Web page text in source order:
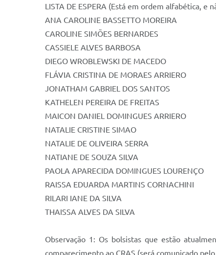
LISTA DE ESPERA (Está em ordem alfabética, e
ANA CAROLINE BASSETTO MOREIRA
CAROLINE SIMÕES BERNARDES
CASSIELE ALVES BARBOSA
DIEGO WROBLEWSKI DE MACEDO
FLÁVIA CRISTINA DE MORAES ARRIERO
JONATHAM GABRIEL DOS SANTOS
KATHELEN PEREIRA DE FREITAS
MAICON DANIEL DOMINGUES ARRIERO
NATALIE CRISTINE SIMAO
NATALIE DE OLIVEIRA SERRA
NATIANE DE SOUZA SILVA
PAOLA APARECIDA DOMINGUES LOURENÇO
RAISSA EDUARDA MARTINS CORNACHINI
RILARI IANE DA SILVA
THAISSA ALVES DA SILVA
Observação 1: Os bolsistas que estão
comparecimento ao CRAS (será comunicado